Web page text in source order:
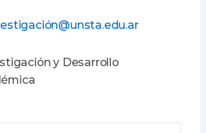
y Desarrollo